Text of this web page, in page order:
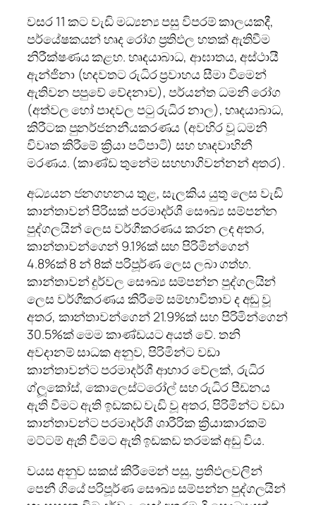
වසර 11 කට වැඩි මධ්‍යන්‍ය පසු විපරම් කාලයකදී,
පර්යේෂකයන් හෘද රෝග ප්‍රතිඵල හතක් ඇතිවීම
නිරීක්ෂණය කළහ. හෘදයාබාධ, ආඝාතය, අස්ථායී
ඇන්ජිනා (හදවතට රුධිර ප්‍රවාහය සීමා වීමෙන්
ඇතිවන පපුවේ වේදනාව), පර්යන්ත ධමනි රෝග
(අත්වල හෝ පාදවල පටු රුධිර නාල), හෘදයාබාධ,
කිරීටක පුනර්ජනනීයකරණය (අවහිර වූ ධමනි
විවෘත කිරීමේ ක්‍රියා පටිපාටි) සහ හෘදවාහිනී
මරණය. (කාණ්ඩ තුනේම සහභාගිවන්නන් අතර).
අධ්‍යයන ජනගහනය තුළ, සැලකිය යුතු ලෙස වැඩි
කාන්තාවන් පිරිසක් පරමාදර්ශී සෞඛ්‍ය සම්පන්න
පුද්ගලයින් ලෙස වර්ගීකරණය කරන ලද අතර,
කාන්තාවන්ගෙන් 9.1%ක් සහ පිරිමින්ගෙන්
4.8%ක් 8 න් 8ක් පරිපූර්ණ ලෙස ලබා ගත්හ.
කාන්තාවන් දුර්වල සෞඛ්‍ය සම්පන්න පුද්ගලයින්
ලෙස වර්ගීකරණය කිරීමේ සම්භාවිතාව ද අඩු වූ
අතර, කාන්තාවන්ගෙන් 21.9%ක් සහ පිරිමින්ගෙන්
30.5%ක් මෙම කාණ්ඩයට අයත් වේ. තනි
අවදානම් සාධක අනුව, පිරිමින්ට වඩා
කාන්තාවන්ට පරමාදර්ශී ආහාර වේලක්, රුධිර
ග්ලූකෝස්, කොලෙස්ටරෝල් සහ රුධිර පීඩනය
ඇති වීමට ඇති ඉඩකඩ වැඩි වූ අතර, පිරිමින්ට වඩා
කාන්තාවන්ට පරමාදර්ශී ශාරීරික ක්‍රියාකාරකම්
මට්ටම් ඇති වීමට ඇති ඉඩකඩ තරමක් අඩු විය.
වයස අනුව සකස් කිරීමෙන් පසු, ප්‍රතිඵලවලින්
පෙනී ගියේ පරිපූර්ණ සෞඛ්‍ය සම්පන්න පුද්ගලයින්